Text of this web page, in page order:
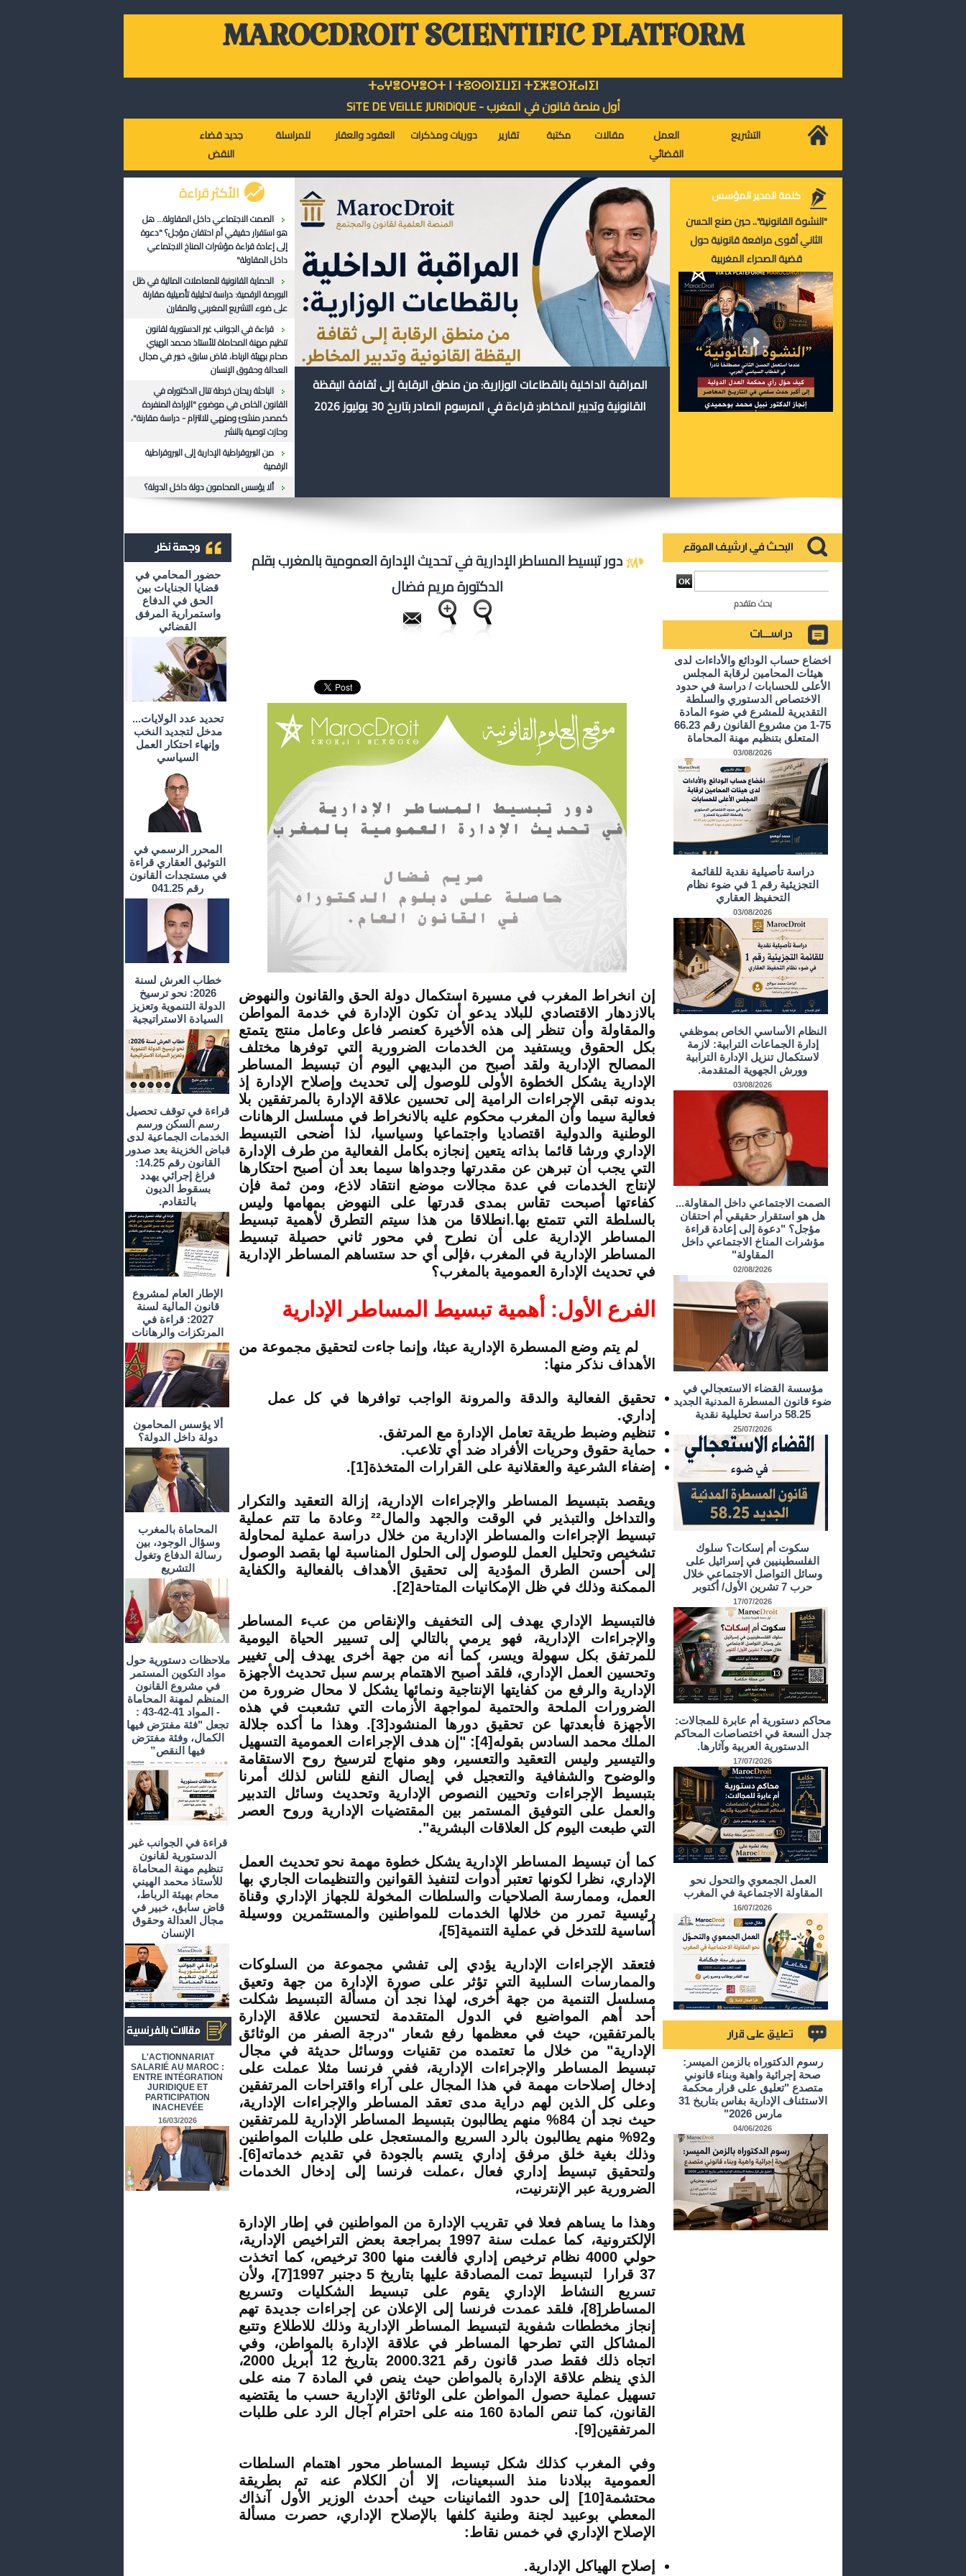
MAROCDROIT SCIENTIFIC PLATFORM
ⵜⴰⵖⴻⵔⵖⴻⵔⵜ ⵏ ⵜⵓⵙⵙⵏⵉⵡⵉⵏ ⵜⵉⵣⴻⵔⴼⴰⵏⵉⵏ
أول منصة قانون في المغرب - SiTE DE VEiLLE JURiDiQUE
جديد قضاء
النقض
للمراسلة العقود والعقار دوريات ومذكرات تقارير مكتبة مقالات
العمل
القضائي
التشريع
الأكثر قراءة
الصمت الاجتماعي داخل المقاولة... هل
هو استقرار حقيقي أم احتقان مؤجل؟ "دعوة
إلى إعادة قراءة مؤشرات المناخ الاجتماعي
داخل المقاولة"
الحماية القانونية للمعاملات المالية في ظل
البورصة الرقمية: دراسة تحليلية تأصيلية مقارنة
على ضوء التشريع المغربي والمقارن
قراءة في الجوانب غير الدستورية لقانون
تنظيم مهنة المحاماة للأستاذ محمد الهيني
محام بهيئة الرباط، قاض سابق، خبير في مجال
العدالة وحقوق الإنسان
الباحثة ريحان خرطة تنال الدكتوراه في
القانون الخاص في موضوع "الإرادة المنفردة
كمصدر منشئ ومنهي للالتزام - دراسة مقارنة"،
وحازت توصية بالنشر
من البيروقراطية الإدارية إلى البيروقراطية
الرقمية
ألا يؤسس المحامون دولة داخل الدولة؟
المراقبة الداخلية بالقطاعات الوزارية: من منطق الرقابة إلى ثقافة اليقظة
القانونية وتدبير المخاطر: قراءة في المرسوم الصادر بتاريخ 30 يوليوز 2026
كلمة المدير المؤسس
"النشوة القانونية".. حين صنع الحسن
الثاني أقوى مرافعة قانونية حول
قضية الصحراء المغربية
حضور المحامي في
قضايا الجنايات بين
الحق في الدفاع
واستمرارية المرفق
القضائي
تحديد عدد الولايات...
مدخل لتجديد النخب
وإنهاء احتكار العمل
السياسي
المحرر الرسمي في
التوثيق العقاري قراءة
في مستجدات القانون
رقم 041.25
خطاب العرش لسنة
2026: نحو ترسيخ
الدولة التنموية وتعزيز
السيادة الاستراتيجية
قراءة في توقف تحصيل
رسم السكن ورسم
الخدمات الجماعية لدى
قباض الخزينة بعد صدور
القانون رقم 14.25:
فراغ إجرائي يهدد
بسقوط الديون
بالتقادم.
الإطار العام لمشروع
قانون المالية لسنة
2027: قراءة في
المرتكزات والرهانات
ألا يؤسس المحامون
دولة داخل الدولة؟
المحاماة بالمغرب
وسؤال الوجود، بين
رسالة الدفاع وتغول
التشريع
ملاحظات دستورية حول
مواد التكوين المستمر
في مشروع القانون
المنظم لمهنة المحاماة
- المواد 41-42-43 :
تجعل "فئة مفترَض فيها
الكمال، وفئة مفترَض
فيها النقص”
قراءة في الجوانب غير
الدستورية لقانون
تنظيم مهنة المحاماة
للأستاذ محمد الهيني
محام بهيئة الرباط،
قاض سابق، خبير في
مجال العدالة وحقوق
الإنسان
L'ACTIONNARIAT
SALARIÉ AU MAROC :
ENTRE INTÉGRATION
JURIDIQUE ET
PARTICIPATION
INACHEVÉE
16/03/2026
دور تبسيط المساطر الإدارية في تحديث الإدارة العمومية بالمغرب بقلم
الدكتورة مريم فضال
إن انخراط المغرب في مسيرة استكمال دولة الحق والقانون والنهوض
بالازدهار الاقتصادي للبلاد يدعو أن تكون الإدارة في خدمة المواطن
والمقاولة وأن تنظر إلى هذه الأخيرة كعنصر فاعل وعامل منتج يتمتع
بكل الحقوق ويستفيد من الخدمات الضرورية التي توفرها مختلف
المصالح الإدارية ولقد أصبح من البديهي اليوم أن تبسيط المساطر
الإدارية يشكل الخطوة الأولى للوصول إلى تحديث وإصلاح الإدارة إذ
بدونه تبقى الإجراءات الرامية إلى تحسين علاقة الإدارة بالمرتفقين بلا
فعالية سيما وأن المغرب محكوم عليه بالانخراط في مسلسل الرهانات
الوطنية والدولية اقتصاديا واجتماعيا وسياسيا، لذا أضحى التبسيط
الإداري ورشا قائما بذاته يتعين إنجازه بكامل الفعالية من طرف الإدارة
التي يجب أن تبرهن عن مقدرتها وجدواها سيما بعد أن أصبح احتكارها
لإنتاج الخدمات في عدة مجالات موضع انتقاد لاذع، ومن ثمة فإن
كفاءتها أصبحت تقاس بمدى قدرتها على النهوض بمهامها وليس
بالسلطة التي تتمتع بها.انطلاقا من هذا سيتم التطرق لأهمية تبسيط
المساطر الإدارية على أن نطرح في محور ثاني حصيلة تبسيط
المساطر الإدارية في المغرب ،فإلى أي حد ستساهم المساطر الإدارية
في تحديث الإدارة العمومية بالمغرب؟
الفرع الأول: أهمية تبسيط المساطر الإدارية
لم يتم وضع المسطرة الإدارية عبثا، وإنما جاءت لتحقيق مجموعة من
الأهداف نذكر منها:
تحقيق الفعالية والدقة والمرونة الواجب توافرها في كل عمل
إداري.
تنظيم وضبط طريقة تعامل الإدارة مع المرتفق.
حماية حقوق وحريات الأفراد ضد أي تلاعب.
إضفاء الشرعية والعقلانية على القرارات المتخذة [1]
.
ويقصد بتبسيط المساطر والإجراءات الإدارية، إزالة التعقيد والتكرار
والتداخل والتبذير في الوقت والجهد والمال²²وعادة ما تتم عملية
تبسيط الإجراءات والمساطر الإدارية من خلال دراسة عملية لمحاولة
تشخيص وتحليل العمل للوصول إلى الحلول المناسبة لها بقصد الوصول
إلى أحسن الطرق المؤدية إلى تحقيق الأهداف بالفعالية والكفاية
الممكنة وذلك في ظل الإمكانيات المتاحة [2]
.
فالتبسيط الإداري يهدف إلى التخفيف والإنقاص من عبء المساطر
والإجراءات الإدارية، فهو يرمي بالتالي إلى تسيير الحياة اليومية
للمرتفق بكل سهولة ويسر، كما أنه من جهة أخرى يهدف إلى تغيير
وتحسين العمل الإداري، فلقد أصبح الاهتمام برسم سبل تحديث الأجهزة
الإدارية والرفع من كفايتها الإنتاجية ونمائها يشكل لا محال ضرورة من
الضرورات الملحة والحتمية لمواجهة الأزمات التي تشعبت في هذه
الأجهزة فأبعدتها عن تحقيق دورها المنشود [3]. وهذا ما أكده جلالة
الملك محمد السادس بقوله [4] : "إن هدف الإجراءات العمومية التسهيل
والتيسير وليس التعقيد والتعسير، وهو منهاج لترسيخ روح الاستقامة
والوضوح والشفافية والتعجيل في إيصال النفع للناس لذلك أمرنا
بتبسيط الإجراءات وتحيين النصوص الإدارية وتحديث وسائل التدبير
والعمل على التوفيق المستمر بين المقتضيات الإدارية وروح العصر
التي طبعت اليوم كل العلاقات البشرية".
كما أن تبسيط المساطر الإدارية يشكل خطوة مهمة نحو تحديث العمل
الإداري، نظرا لكونها تعتبر أدوات لتنفيذ القوانين والتنظيمات الجاري بها
العمل، وممارسة الصلاحيات والسلطات المخولة للجهاز الإداري وقناة
رئيسية تمرر من خلالها الخدمات للمواطنين والمستثمرين ووسيلة
أساسية للتدخل في عملية التنمية [5]،
فتعقد الإجراءات الإدارية يؤدي إلى تفشي مجموعة من السلوكات
والممارسات السلبية التي تؤثر على صورة الإدارة من جهة وتعيق
مسلسل التنمية من جهة أخرى، لهذا نجد أن مسألة التبسيط شكلت
أحد أهم المواضيع في الدول المتقدمة لتحسين علاقة الإدارة
بالمرتفقين، حيث في معظمها رفع شعار "درجة الصفر من الوثائق
الإدارية" من خلال ما تعتمده من تقنيات ووسائل حديثة في مجال
تبسيط المساطر والإجراءات الإدارية، ففي فرنسا مثلا عملت على
إدخال إصلاحات مهمة في هذا المجال على آراء واقتراحات المرتفقين
وعلى كل الذين لهم دراية مدى تعقد المساطر والإجراءات الإدارية،
حيث نجد أن 84% منهم يطالبون بتبسيط المساطر الإدارية للمرتفقين
و92% منهم يطالبون بالرد السريع والمستعجل على طلبات المواطنين
وذلك بغية خلق مرفق إداري يتسم بالجودة في تقديم خدماته [6]
.
ولتحقيق تبسيط إداري فعال ،عملت فرنسا إلى إدخال الخدمات
الضرورية عبر الإنترنيت،
وهذا ما يساهم فعلا في تقريب الإدارة من المواطنين في إطار الإدارة
الإلكترونية، كما عملت سنة 1997 بمراجعة بعض التراخيص الإدارية،
حولي 4000 نظام ترخيص إداري فألغت منها 300 ترخيص، كما اتخذت
37 قرارا لتبسيط تمت المصادقة عليها بتاريخ 5 دجنبر 1997
[7]، ولأن
تسريع النشاط الإداري يقوم على تبسيط الشكليات وتسريع
المساطر [8]، فلقد عمدت فرنسا إلى الإعلان عن إجراءات جديدة تهم
إنجاز مخططات شفوية لتبسيط المساطر الإدارية وذلك للاطلاع وتتبع
المشاكل التي تطرحها المساطر في علاقة الإدارة بالمواطن، وفي
اتجاه ذلك فقط صدر قانون رقم 2000.321 بتاريخ 12 أبريل 2000،
الذي ينظم علاقة الإدارة بالمواطن حيث ينص في المادة 7 منه على
تسهيل عملية حصول المواطن على الوثائق الإدارية حسب ما يقتضيه
القانون، كما تنص المادة 160 منه على احترام آجال الرد على طلبات
المرتفقين [9]
.
وفي المغرب كذلك شكل تبسيط المساطر محور اهتمام السلطات
العمومية ببلادنا منذ السبعينات، إلا أن الكلام عنه تم بطريقة
محتشمة [10]
إلى حدود الثمانينات حيث أحدث الوزير الأول آنذاك
المعطي بوعبيد لجنة وطنية كلفها بالإصلاح الإداري، حصرت مسألة
الإصلاح الإداري في خمس نقاط:
إصلاح الهياكل الإدارية.
بحث متقدم
اخضاع حساب الودائع والأداءات لدى
هيئات المحامين لرقابة المجلس
الأعلى للحسابات / دراسة في حدود
الاختصاص الدستوري والسلطة
التقديرية للمشرع في ضوء المادة
75-1 من مشروع القانون رقم 66.23
المتعلق بتنظيم مهنة المحاماة
03/08/2026
دراسة تأصيلية نقدية للقائمة
التجزيئية رقم 1 في ضوء نظام
التحفيظ العقاري
03/08/2026
النظام الأساسي الخاص بموظفي
إدارة الجماعات الترابية: لازمة
لاستكمال تنزيل الإدارة الترابية
وورش الجهوية المتقدمة.
03/08/2026
الصمت الاجتماعي داخل المقاولة...
هل هو استقرار حقيقي أم احتقان
مؤجل؟ "دعوة إلى إعادة قراءة
مؤشرات المناخ الاجتماعي داخل
المقاولة"
02/08/2026
مؤسسة القضاء الاستعجالي في
ضوء قانون المسطرة المدنية الجديد
58.25 دراسة تحليلية نقدية
25/07/2026
سكوت أم إسكات؟ سلوك
الفلسطينيين في إسرائيل على
وسائل التواصل الاجتماعي خلال
حرب 7 تشرين الأول/ أكتوبر
17/07/2026
محاكم دستورية أم عابرة للمجالات:
جدل السعة في اختصاصات المحاكم
الدستورية العربية وآثارها.
17/07/2026
العمل الجمعوي والتحول نحو
المقاولة الاجتماعية في المغرب
16/07/2026
رسوم الدكتوراه بالزمن الميسر:
صحة إجرائية واهية وبناء قانوني
متصدع "تعليق على قرار محكمة
الاستئناف الإدارية بفاس بتاريخ 31
مارس 2026"
04/06/2026